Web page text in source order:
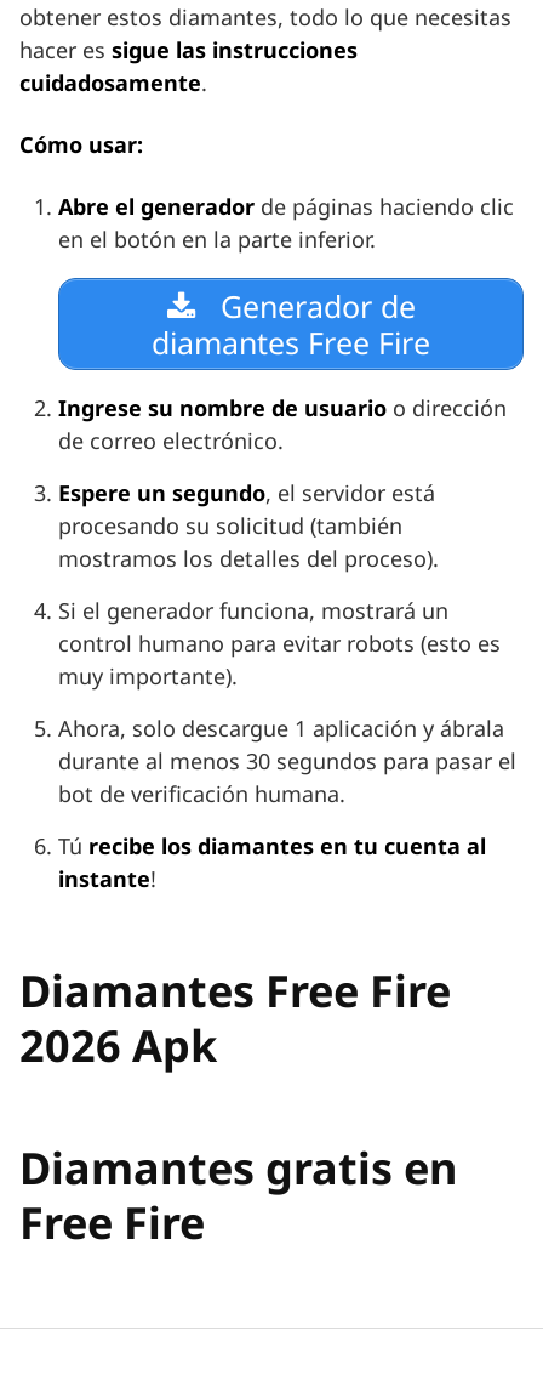
obtener estos diamantes, todo lo que necesitas
hacer es sigue las instrucciones
cuidadosamente.
Cómo usar:
Abre el generador de páginas haciendo clic
en el botón en la parte inferior.
Generador de
diamantes Free Fire
Ingrese su nombre de usuario o dirección
de correo electrónico.
Espere un segundo, el servidor está
procesando su solicitud (también
mostramos los detalles del proceso).
Si el generador funciona, mostrará un
control humano para evitar robots (esto es
muy importante).
Ahora, solo descargue 1 aplicación y ábrala
durante al menos 30 segundos para pasar el
bot de verificación humana.
Tú recibe los diamantes en tu cuenta al
instante!
Diamantes Free Fire
2026 Apk
Diamantes gratis en
Free Fire